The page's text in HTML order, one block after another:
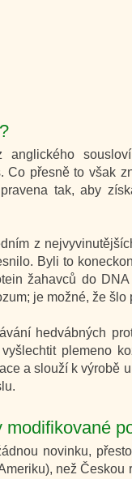
Co přesně to však
tak, aby
z
Byli to
žahavců do
je možné, že
hedvábných
plemeno
a slouží k výrobě
modifikované
novinku,
než